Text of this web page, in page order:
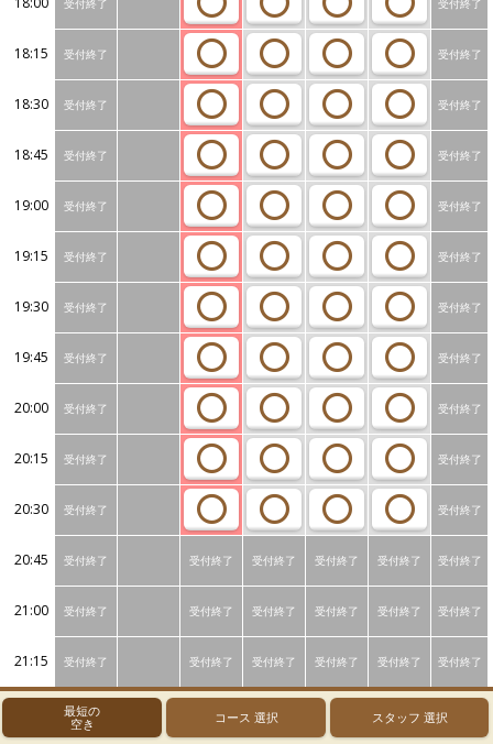
受付終了 受付終了
18:15 受付終了 受付終了
18:30 受付終了 受付終了
18:45 受付終了 受付終了
19:00 受付終了 受付終了
19:15 受付終了 受付終了
19:30 受付終了 受付終了
19:45 受付終了 受付終了
20:00 受付終了 受付終了
20:15 受付終了 受付終了
20:30 受付終了 受付終了
20:45 受付終了 受付終了 受付終了 受付終了 受付終了 受付終了
21:00 受付終了 受付終了 受付終了 受付終了 受付終了 受付終了
21:15 受付終了 受付終了 受付終了 受付終了 受付終了 受付終了
最短の
空き
コース 選択 スタッフ 選択
ホーム 予約トップ